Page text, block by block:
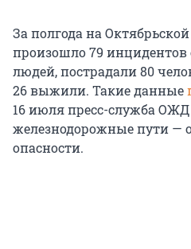
За полгода на
произошло 79
людей, пострадали 80
26 выжили. Такие данные
16 июляпресс-служба
железнодорожные пути —
опасности.